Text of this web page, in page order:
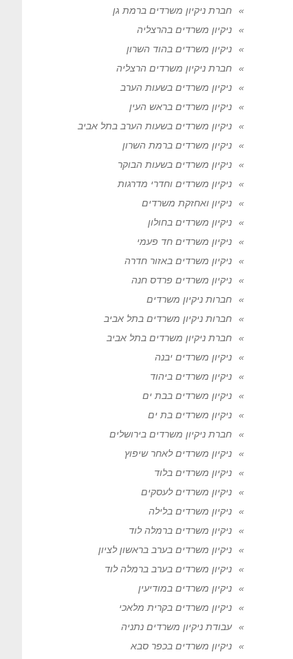
חברת ניקיון משרדים ברמת גן
ניקיון משרדים בהרצליה
ניקיון משרדים בהוד השרון
חברת ניקיון משרדים הרצליה
ניקיון משרדים בשעות הערב
ניקיון משרדים בראש העין
ניקיון משרדים בשעות הערב בתל אביב
ניקיון משרדים ברמת השרון
ניקיון משרדים בשעות הבוקר
ניקיון משרדים וחדרי מדרגות
ניקיון ואחזקת משרדים
ניקיון משרדים בחולון
ניקיון משרדים חד פעמי
ניקיון משרדים באזור חדרה
ניקיון משרדים פרדס חנה
חברות ניקיון משרדים
חברות ניקיון משרדים בתל אביב
חברת ניקיון משרדים בתל אביב
ניקיון משרדים יבנה
ניקיון משרדים ביהוד
ניקיון משרדים בבת ים
ניקיון משרדים בת ים
חברת ניקיון משרדים בירושלים
ניקיון משרדים לאחר שיפוץ
ניקיון משרדים בלוד
ניקיון משרדים לעסקים
ניקיון משרדים בלילה
ניקיון משרדים ברמלה לוד
ניקיון משרדים בערב בראשון לציון
ניקיון משרדים בערב ברמלה לוד
ניקיון משרדים במודיעין
ניקיון משרדים בקרית מלאכי
עבודת ניקיון משרדים נתניה
ניקיון משרדים בכפר סבא